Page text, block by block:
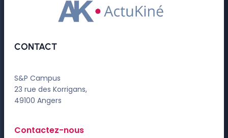
CONTACT
S&P Campus
23 rue des Korrigans,
49100 Angers
Contactez-nous